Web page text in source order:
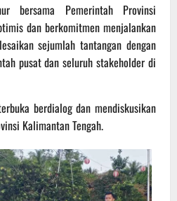
bersama Pemerintah Provinsi
dan berkomitmen menjalankan
sejumlah tantangan dengan
pusat dan seluruh stakeholder di
berdialog dan mendiskusikan
Kalimantan Tengah.